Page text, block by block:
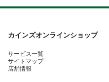
カインズオンラインショップ
サービス一覧
サイトマップ
店舗情報